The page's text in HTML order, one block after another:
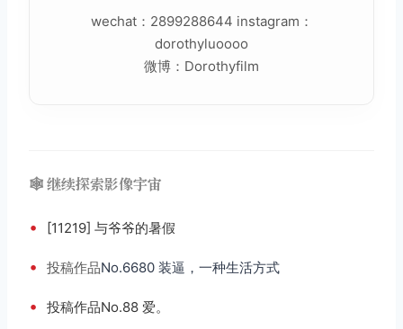
wechat：2899288644 instagram：
dorothyluoooo
微博：Dorothyfilm
🕸️ 继续探索影像宇宙
• [11219] 与爷爷的暑假
• 投稿作品No.6680 装逼，一种生活方式
• 投稿作品No.88 爱。